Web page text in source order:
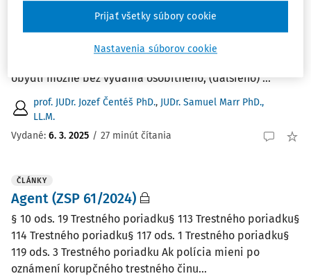
Predkladaným príspevkom jeho autori analyzujú pomer
poriadku v tom kontexte, či je použitie informačno-
obydlí možné bez vydania osobitného, (ďalšieho) ...
prof. JUDr. Jozef Čentéš PhD., JUDr. Samuel Marr PhD.,
LL.M.
Vydané: 6. 3. 2025 / 27 minút čítania
ČLÁNKY
Agent (ZSP 61/2024)
§ 10 ods. 19 Trestného poriadku§ 113 Trestného poriadku§
114 Trestného poriadku§ 117 ods. 1 Trestného poriadku§
119 ods. 3 Trestného poriadku Ak polícia mieni po
oznámení korupčného trestného činu...
Nastavenia súborov cookie
Prijať všetky súbory cookie